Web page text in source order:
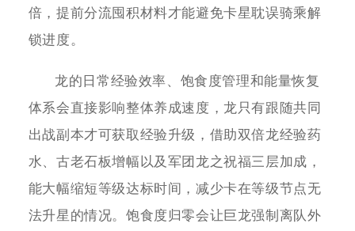
倍，提前分流囤积材料才能避免卡星耽误骑乘解
锁进度。
龙的日常经验效率、饱食度管理和能量恢复
体系会直接影响整体养成速度，龙只有跟随共同
出战副本才可获取经验升级，借助双倍龙经验药
水、古老石板增幅以及军团龙之祝福三层加成，
能大幅缩短等级达标时间，减少卡在等级节点无
法升星的情况。饱食度归零会让巨龙强制离队外